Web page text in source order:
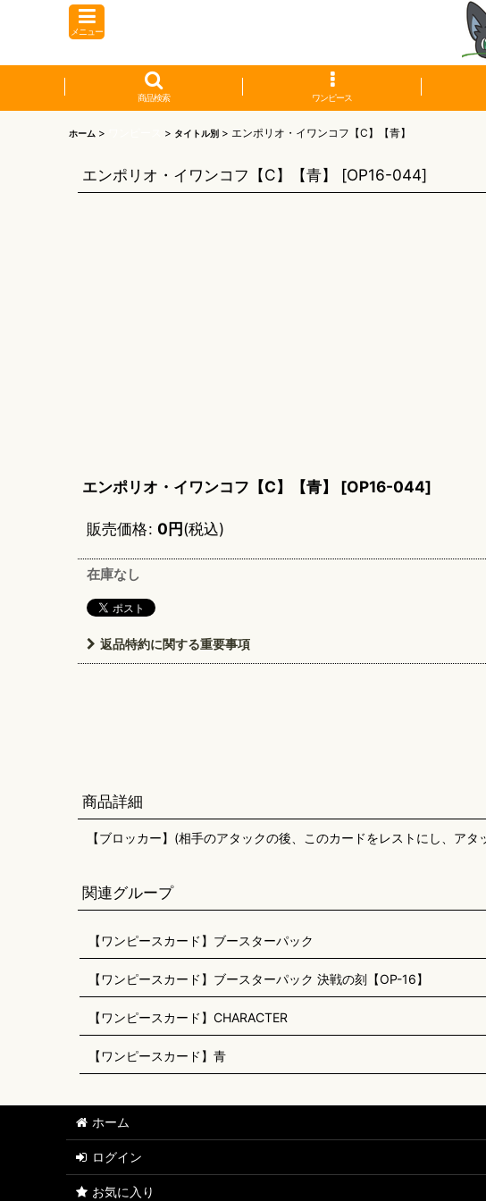
メニュー
商品検索 ワンピース
ホーム > > タイトル別 > エンポリオ・イワンコフ【C】【青】
エンポリオ・イワンコフ【C】【青】 [OP16-044]
エンポリオ・イワンコフ【C】【青】 [OP16-044]
販売価格: 0円(税込)
在庫なし
返品特約に関する重要事項
商品詳細
【ブロッカー】(相手のアタックの後、このカードをレストにし、ア
関連グループ
【ワンピースカード】ブースターパック
【ワンピースカード】ブースターパック 決戦の刻【OP-16】
【ワンピースカード】CHARACTER
【ワンピースカード】青
ホーム
ログイン
お気に入り